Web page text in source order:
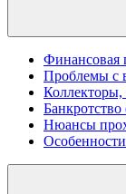
Финансовая
Проблемы с
Нюансы